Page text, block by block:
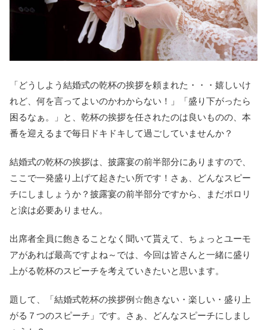
「どうしよう結婚式の乾杯の挨拶を頼まれた・・・嬉しいけ
れど、何を言ってよいのかわからない！」「盛り下がったら
困るなぁ。」と、乾杯の挨拶を任されたのは良いものの、本
番を迎えるまで毎日ドキドキして過ごしていませんか？
結婚式の乾杯の挨拶は、披露宴の前半部分にありますので、
ここで一発盛り上げて起きたい所です！さぁ、どんなスピー
チにしましょうか？披露宴の前半部分ですから、まだポロリ
と涙は必要ありません。
出席者全員に飽きることなく聞いて貰えて、ちょっとユーモ
アがあれば最高ですよね～では、今回は皆さんと一緒に盛り
上がる乾杯のスピーチを考えていきたいと思います。
題して、「結婚式乾杯の挨拶例☆飽きない・楽しい・盛り上
がる７つのスピーチ」です。さぁ、どんなスピーチにしまし